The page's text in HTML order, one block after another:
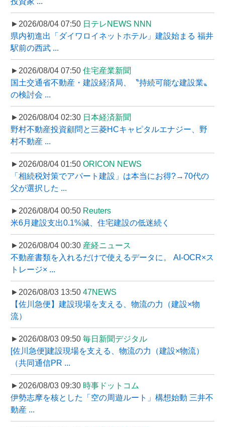
►2026/08/04 07:50 日テレNEWS NNN
県内初進出「ダイワロイネットホテル」建設始まる 福井
駅前の西武 ...
►2026/08/04 07:50 住宅産業新聞
国土交通省不動産・建設経済局、〝持続可能な建設業〟
の検討会 ...
►2026/08/04 02:30 日本経済新聞
野村不動産投資顧問と三菱HCキャピタルエナジー、野
村不動産 ...
►2026/08/04 01:50 ORICON NEWS
「相続税対策でアパート建設」は本当にお得?→70代の
父が選択した ...
►2026/08/04 00:50 Reuters
米6月建設支出0.1%減、住宅建設の低迷続く
►2026/08/04 00:30 産経ニュース
不動産書類を入れるだけで使えるデータに。 AI-OCR×ス
トレージ× ...
►2026/08/03 13:50 47NEWS
【佐川急便】建設現場を支える、物流の力（建設×物
流）
►2026/08/03 09:50 毎日新聞デジタル
[佐川急便]建設現場を支える、物流の力（建設×物流）
（共同通信PR ...
►2026/08/03 09:30 時事ドットコム
伊勢志摩を核とした「空の周遊ルート」構想始動 三井不
動産 ...